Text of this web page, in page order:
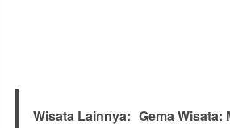
Wisata Lainnya: Gema Wisata: